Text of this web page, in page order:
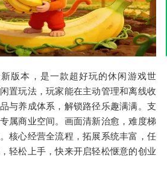
版本，是一款超好玩的休闲游戏世
置玩法，玩家能在主动管理和离线收
与养成体系，解锁路径乐趣满满。支
属商业空间。画面清新治愈，难度梯
核心经营全流程，拓展系统丰富，任
轻松上手，快来开启轻松惬意的创业